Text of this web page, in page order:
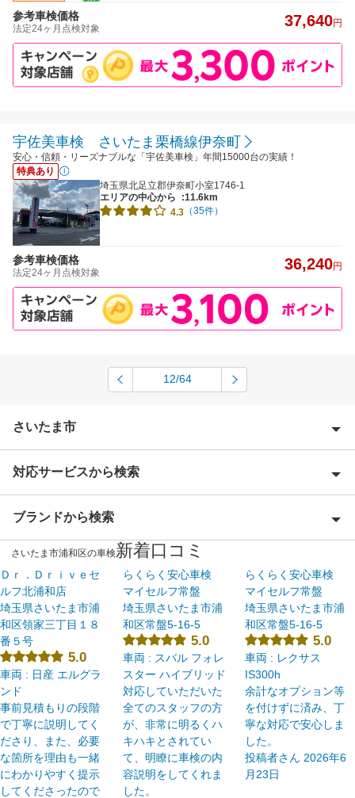
参考車検価格
法定24ヶ月点検対象 37,640円
宇佐美車検 さいたま栗橋線伊奈町
安心・信頼・リーズナブルな「宇佐美車検」年間15000台の実績！
特典あり
埼玉県北足立郡伊奈町小室1746-1
エリアの中心から
:11.6km
4.3 （35件）
参考車検価格
法定24ヶ月点検対象 36,240円
12/64
さいたま市
さいたま市岩槻区
さいたま市北区
さいたま市桜区
さいたま市中央区
さいたま市西区
さいたま市緑区
さいたま市南区
さいたま市見沼区
さいたま市
対応サービスから検索
Award 受賞店
優良店
特典あり
初めて来店割りあり
新車初回割りあり
早割りあり
クレジットカードOK
土日祝OK
代車あり
ブランドから検索
「車検の速太郎」
アップル車検
オートバックス
中部自動車販売（チューブ＆BCN）
車検館
出光リテール車検
伊藤忠エネクス
さいたま市浦和区の車検新着口コミ
Ｄｒ．Ｄｒｉｖｅセ
ルフ北浦和店
埼玉県さいたま市浦
和区領家三丁目１８
番５号
5.0
車両 : 日産 エルグラ
ンド
事前見積もりの段階
で丁寧に説明してく
ださり、また、必要
な箇所を理由も一緒
にわかりやすく提示
してくださったので
らくらく安心車検
マイセルフ常盤
埼玉県さいたま市浦
和区常盤5-16-5
5.0
車両 : スバル フォレ
スター ハイブリッド
対応していただいた
全てのスタッフの方
が、非常に明るくハ
キハキとされてい
て、明瞭に車検の内
容説明をしてくれま
した。
らくらく安心車検
マイセルフ常盤
埼玉県さいたま市浦
和区常盤5-16-5
5.0
車両 : レクサス
IS300h
余計なオプション等
を付けずに済み、丁
寧な対応で安心しま
した。
投稿者さん 2026年6
月23日